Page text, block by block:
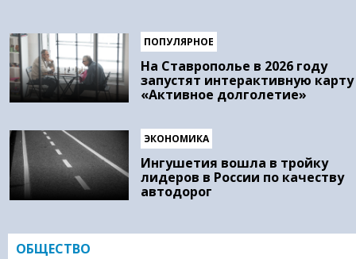
ПОПУЛЯРНОЕ
На Ставрополье в 2026 году
запустят интерактивную карту
«Активное долголетие»
ЭКОНОМИКА
Ингушетия вошла в тройку
лидеров в России по качеству
автодорог
ОБЩЕСТВО